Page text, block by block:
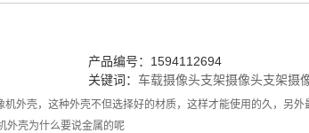
产品编号：1594112694
关键词： 车载摄像头支架摄像头支架摄
外壳，这种外壳不但选择好的材质，这样才能使用的久，另外
外壳为什么要说金属的呢